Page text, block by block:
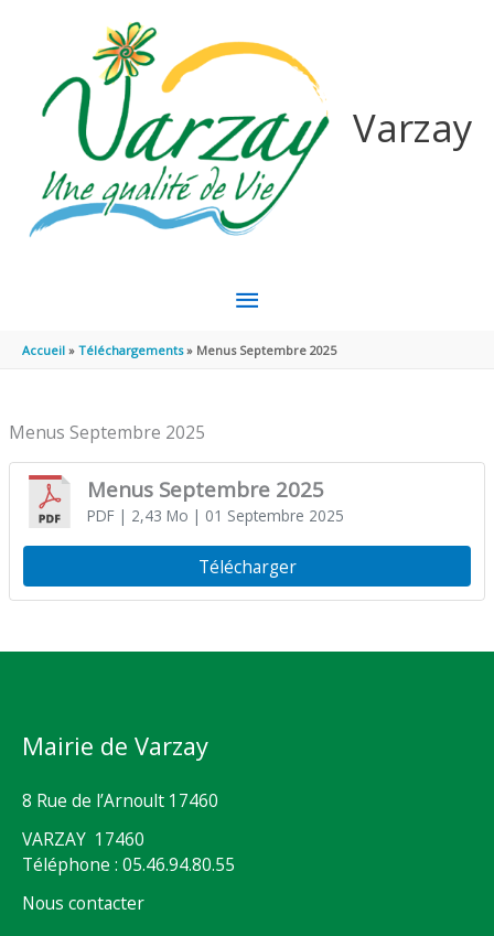
Varzay
MENU
PRINCIPAL
Accueil Téléchargements Menus Septembre 2025
Menus Septembre 2025
Menus Septembre 2025
PDF| 2,43 Mo | 01 Septembre 2025
Télécharger
Mairie de Varzay
8 Rue de l’Arnoult 17460
VARZAY 17460
Téléphone : 05.46.94.80.55
Nous contacter